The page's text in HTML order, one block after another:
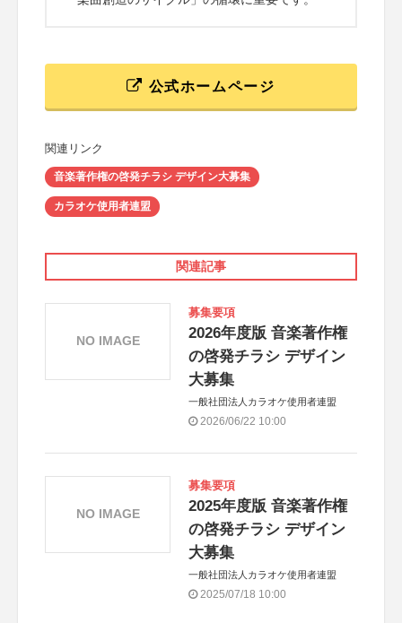
公式ホームページ
関連リンク
音楽著作権の啓発チラシ デザイン大募集
カラオケ使用者連盟
関連記事
募集要項
2026年度版 音楽著作権
の啓発チラシ デザイン
大募集
一般社団法人カラオケ使用者連盟
2026/06/22 10:00
NO IMAGE
募集要項
2025年度版 音楽著作権
の啓発チラシ デザイン
大募集
一般社団法人カラオケ使用者連盟
2025/07/18 10:00
NO IMAGE